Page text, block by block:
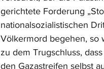
gerichtete Forderung
nationalsozialistischen
Völkermord begehen, so
zu dem Trugschluss,
den Gazastreifen selbst